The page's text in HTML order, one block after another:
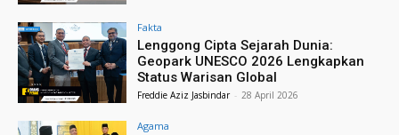
Fakta
Lenggong Cipta Sejarah Dunia:
Geopark UNESCO 2026 Lengkapkan
Status Warisan Global
Freddie Aziz Jasbindar - 28 April 2026
Agama